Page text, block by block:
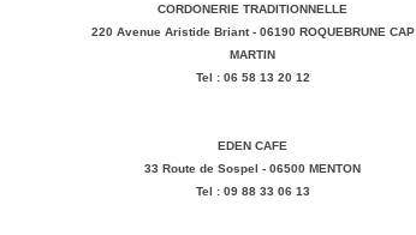
CORDONERIE TRADITIONNELLE
220 Avenue Aristide Briant - 06190 ROQUEBRUNE CAP
MARTIN
Tel : 06 58 13 20 12
EDEN CAFE
33 Route de Sospel - 06500 MENTON
Tel : 09 88 33 06 13